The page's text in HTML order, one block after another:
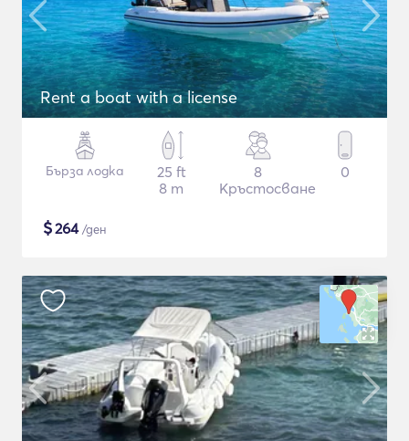
Rent a boat with a license
Бърза лодка
25 ft
8 m
8
Кръстосване
0
$264/ден